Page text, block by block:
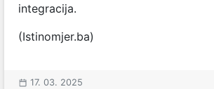
integracija.
(Istinomjer.ba)
17. 03. 2025